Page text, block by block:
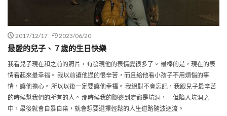
2017/12/17 2023/06/20
最愛的兒子、７歲的生日快樂
我看兒子現在和之前的照片，有發現他的表情變很多了。 最棒的是，現在的表
情看起來最幸福。 我以前讓他過的很辛苦，而且給他看小孩子不用煩惱的事
情，讓他擔心。 所以以後一定要讓他幸福。 我絕對不會忘記，我跟兒子最辛苦
的時候幫我們的所有的人。 那時候我的腳邊到處都是坑洞，一但陷入坑洞之
中，最後就會自暴自棄，就會想要選擇輕鬆的人生道路隨波逐流。